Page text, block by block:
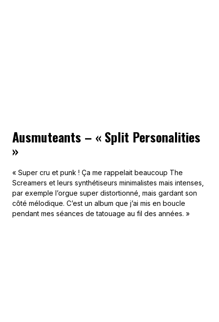
Ausmuteants – « Split Personalities
»
« Super cru et punk ! Ça me rappelait beaucoup The
Screamers et leurs synthétiseurs minimalistes mais intenses,
par exemple l’orgue super distortionné, mais gardant son
côté mélodique. C’est un album que j’ai mis en boucle
pendant mes séances de tatouage au fil des années. »